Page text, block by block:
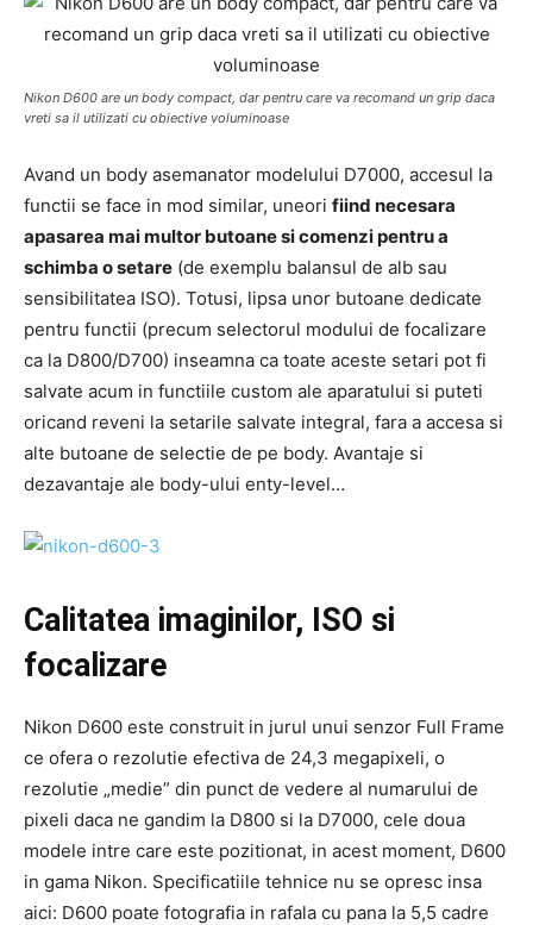
Nikon D600 are un body compact, dar pentru care va recomand un grip daca
vreti sa il utilizati cu obiective voluminoase
Avand un body asemanator modelului D7000, accesul la
functii se face in mod similar, uneori fiind necesara
apasarea mai multor butoane si comenzi pentru a
schimba o setare (de exemplu balansul de alb sau
sensibilitatea ISO). Totusi, lipsa unor butoane dedicate
pentru functii (precum selectorul modului de focalizare
ca la D800/D700) inseamna ca toate aceste setari pot fi
salvate acum in functiile custom ale aparatului si puteti
oricand reveni la setarile salvate integral, fara a accesa si
alte butoane de selectie de pe body. Avantaje si
dezavantaje ale body-ului enty-level…
Calitatea imaginilor, ISO si
focalizare
Nikon D600 este construit in jurul unui senzor Full Frame
ce ofera o rezolutie efectiva de 24,3 megapixeli, o
rezolutie „medie” din punct de vedere al numarului de
pixeli daca ne gandim la D800 si la D7000, cele doua
modele intre care este pozitionat, in acest moment, D600
in gama Nikon. Specificatiile tehnice nu se opresc insa
aici: D600 poate fotografia in rafala cu pana la 5,5 cadre